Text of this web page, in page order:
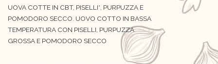
UOVA COTTE IN CBT, PISELLI*, PURPUZZA E
POMODORO SECCO. UOVO COTTO IN BASSA
TEMPERATURA CON PISELLI, PURPUZZA
GROSSA E POMODORO SECCO